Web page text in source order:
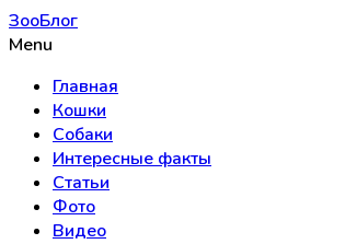
ЗооБлог
Menu
Главная
Кошки
Собаки
Интересные факты
Статьи
Фото
Видео